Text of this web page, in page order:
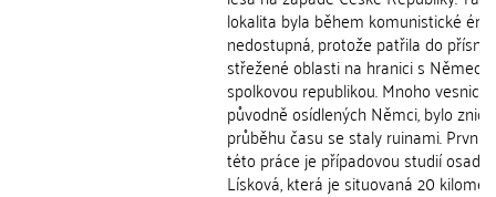
lokalita byla během komunistické éry
nedostupná, protože patřila do přísně
střežené oblasti na hranici s
spolkovou republikou. Mnoho vesnic,
původně osídlených Němci, bylo
průběhu času se staly ruinami. První
této práce je případovou studií osady
Lísková, která je situovaná 20